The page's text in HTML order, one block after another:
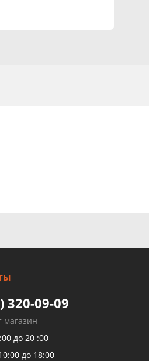
320-09-09
магазин
до 20 :00
до 18:00